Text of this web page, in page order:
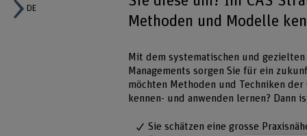
DE
Methoden und Modelle
Mit dem systematischen und
Managements sorgen Sie für ein
möchten Methoden und Techniken
kennen- und anwenden lernen? Dann
Sie schätzen eine grosse